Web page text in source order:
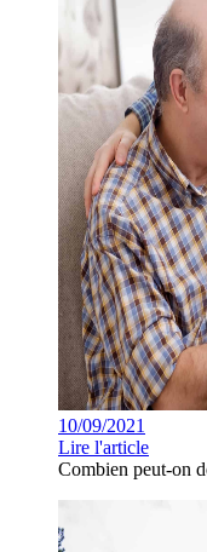
10/09/2021
Lire l'article
Combien peut-on